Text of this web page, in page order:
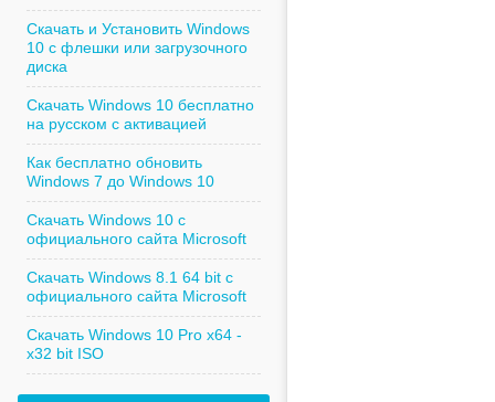
Скачать и Установить Windows
10 с флешки или загрузочного
диска
Скачать Windows 10 бесплатно
на русском с активацией
Как бесплатно обновить
Windows 7 до Windows 10
Скачать Windows 10 с
официального сайта Microsoft
Скачать Windows 8.1 64 bit с
официального сайта Microsoft
Скачать Windows 10 Pro x64 -
x32 bit ISO